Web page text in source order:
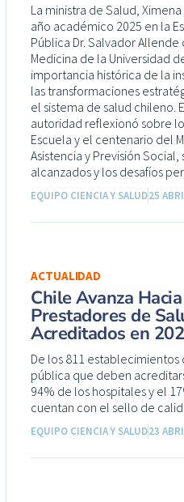
La ministra de Salud,
año académico 2025 en la
Pública Dr. Salvador
Medicina de la Universidad
importancia histórica de la
las transformaciones
el sistema de salud chileno.
autoridad reflexionó sobre
Escuela y el centenario del
Asistencia y Previsión
alcanzados y los desafíos
EQUIPO CIENCIA Y SALUD25
ACTUALIDAD
Chile Avanza
Prestadores de
Acreditados en
De los 811 establecimientos
pública que deben
94% de los hospitales y el
cuentan con el sello de
EQUIPO CIENCIA Y SALUD23